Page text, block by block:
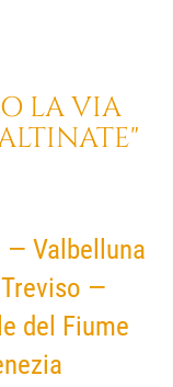
LAVIA
Valbelluna
—
del Fiume